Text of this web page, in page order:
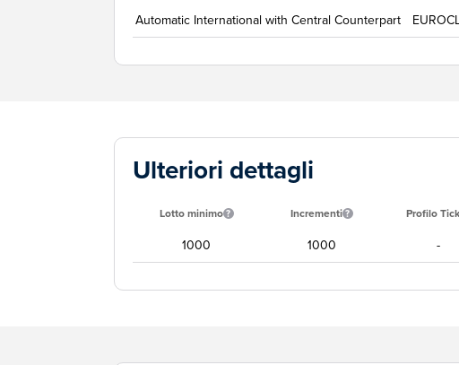
Automatic International with Central Counterpart
Ulteriori dettagli
Lotto minimo Incrementi Profilo Tick
1000 1000 -